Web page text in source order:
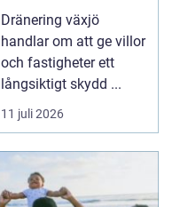
vattenskador
Dränering växjö
handlar om att ge villor
och fastigheter ett
långsiktigt skydd ...
11 juli 2026